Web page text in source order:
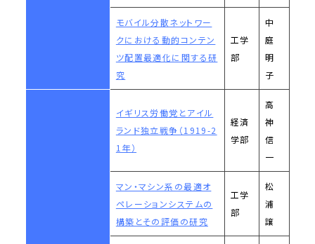
モバイル分散ネットワー
クにおける動的コンテン
ツ配置最適化に関する研
究
工学
部
中
庭
明
子
イギリス労働党とアイル
ランド独立戦争（1919-2
1年）
経済
学部
高
神
信
一
マン・マシン系の最適オ
ペレーションシステムの
構築とその評価の研究
工学
部
松
浦
譲